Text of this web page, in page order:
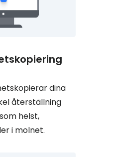
dina
återställning
helst,
i molnet.